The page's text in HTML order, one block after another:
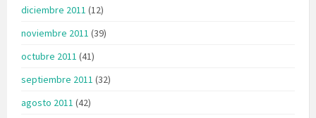
diciembre 2011 (12)
noviembre 2011 (39)
octubre 2011 (41)
septiembre 2011 (32)
agosto 2011 (42)